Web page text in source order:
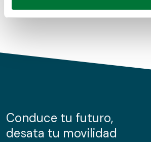
Obtenga más información sobre cómo
de cookies.
información sobre el uso que haga del
nuestros partners de redes sociales,
Conduce tu futuro,
desata tu movilidad